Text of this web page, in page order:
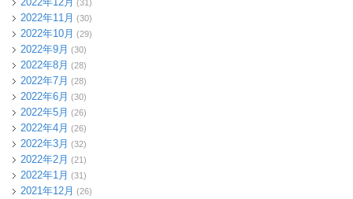
(31)
2022年11月 (30)
2022年10月 (29)
2022年9月 (30)
2022年8月 (28)
2022年7月 (28)
2022年6月 (30)
2022年5月 (26)
2022年4月 (26)
2022年3月 (32)
2022年2月 (21)
2022年1月 (31)
2021年12月 (26)